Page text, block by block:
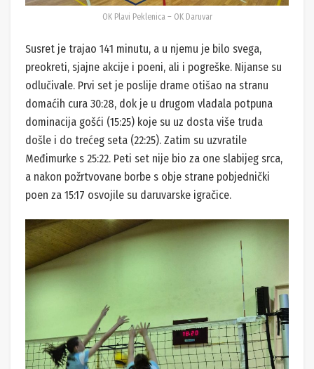
OK Plavi Peklenica – OK Daruvar
Susret je trajao 141 minutu, a u njemu je bilo svega,
preokreti, sjajne akcije i poeni, ali i pogreške. Nijanse su
odlučivale. Prvi set je poslije drame otišao na stranu
domaćih cura 30:28, dok je u drugom vladala potpuna
dominacija gošći (15:25) koje su uz dosta više truda
došle i do trećeg seta (22:25). Zatim su uzvratile
Međimurke s 25:22. Peti set nije bio za one slabijeg srca,
a nakon požrtvovane borbe s obje strane pobjednički
poen za 15:17 osvojile su daruvarske igračice.